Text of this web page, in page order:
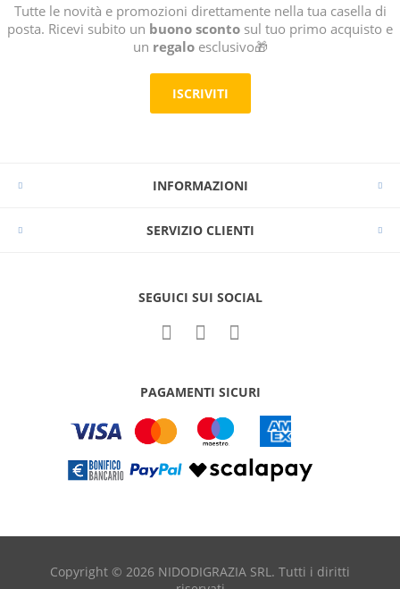
Tutte le novità e promozioni direttamente nella tua casella di
posta. Ricevi subito un buono sconto sul tuo primo acquisto e
un regaloesclusivo🎁
ISCRIVITI
INFORMAZIONI
SERVIZIO CLIENTI
SEGUICI SUI SOCIAL
PAGAMENTI SICURI
Copyright © 2026 NIDODIGRAZIA SRL. Tutti i diritti